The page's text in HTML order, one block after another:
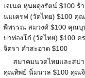
เจเนต หุ่นผดุงรัตน์ $100
นมเครฟ (วัดไทย) $100
พีพรรณ สมวงศ์ $100 คุณบุ
ปาท่องโก๋ (วัดไทย) $100
จิตรา คำสะอาด $100
สมาคมนวดไทยและสป
คุณทิพย์ นิ่มนวล $100 คุณจิ